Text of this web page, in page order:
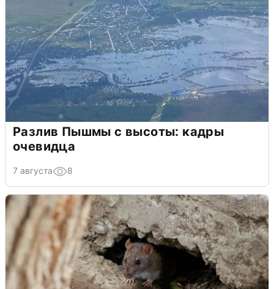
Разлив Пышмы с высоты: кадры
очевидца
7 августа 8